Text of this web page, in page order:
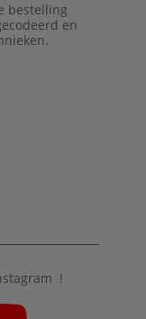
bestelling
en
!